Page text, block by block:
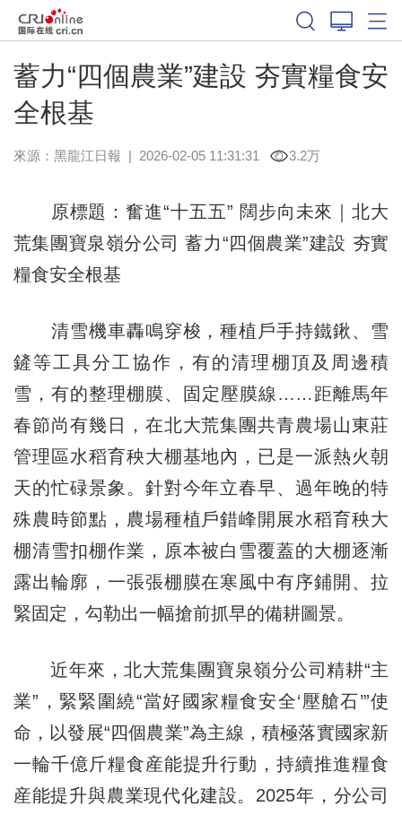
蓄力“四個農業”建設 夯實糧食安
全根基
來源： 黑龍江日報 | 2026-02-05 11:31:31 3.2万
原標題：奮進“十五五” 闊步向未來｜北大
荒集團寶泉嶺分公司 蓄力“四個農業”建設 夯實
糧食安全根基
清雪機車轟鳴穿梭，種植戶手持鐵鍬、雪
鏟等工具分工協作，有的清理棚頂及周邊積
雪，有的整理棚膜、固定壓膜線……距離馬年
春節尚有幾日，在北大荒集團共青農場山東莊
管理區水稻育秧大棚基地內，已是一派熱火朝
天的忙碌景象。針對今年立春早、過年晚的特
殊農時節點，農場種植戶錯峰開展水稻育秧大
棚清雪扣棚作業，原本被白雪覆蓋的大棚逐漸
露出輪廓，一張張棚膜在寒風中有序鋪開、拉
緊固定，勾勒出一幅搶前抓早的備耕圖景。
近年來，北大荒集團寶泉嶺分公司精耕“主
業”，緊緊圍繞“當好國家糧食安全‘壓艙石’”使
命，以發展“四個農業”為主線，積極落實國家新
一輪千億斤糧食産能提升行動，持續推進糧食
産能提升與農業現代化建設。2025年，分公司